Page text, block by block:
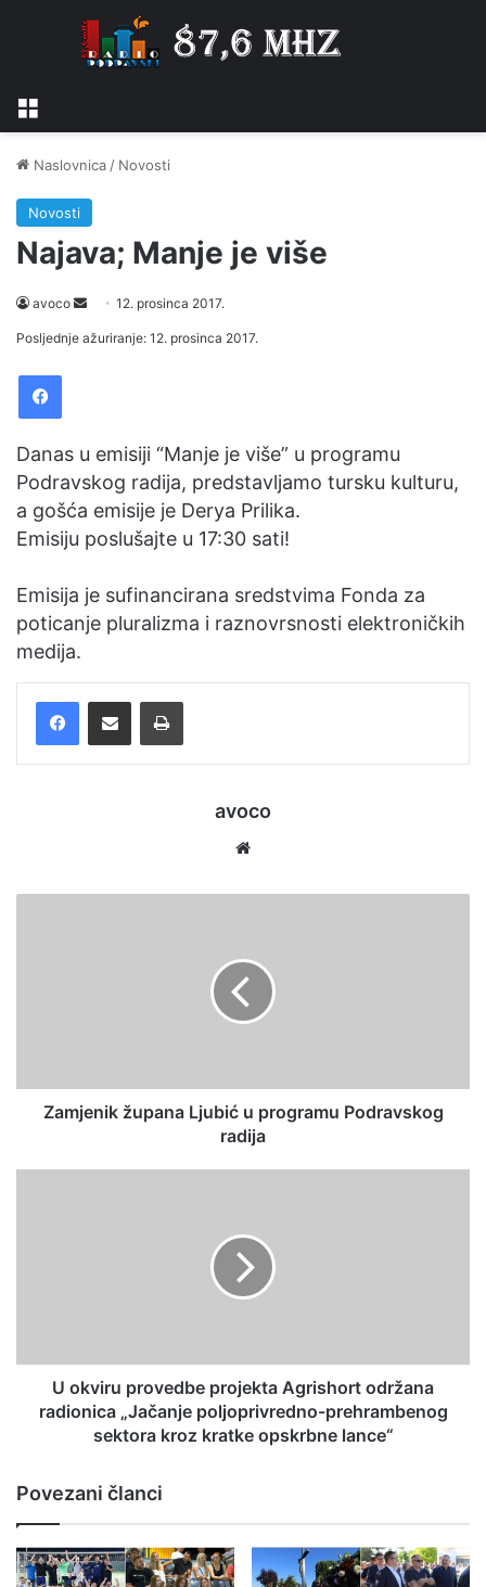
Naslovnica / Novosti
Novosti
Najava; Manje je više
avoco
e
e
m
i
12. prosinca 2017.
Posljednje ažuriranje: 12. prosinca 2017.
Danas u emisiji “Manje je više” u programu
Podravskog radija, predstavljamo tursku kulturu,
a gošća emisije je Derya Prilika.
Emisiju poslušajte u 17:30 sati!
Emisija je sufinancirana sredstvima Fonda za
poticanje pluralizma i raznovrsnosti elektroničkih
medija.
avoco
te
Zamjenik župana Ljubić u programu Podravskog
radija
U okviru provedbe projekta Agrishort održana
radionica „Jačanje poljoprivredno-prehrambenog
sektora kroz kratke opskrbne lance“
Povezani članci